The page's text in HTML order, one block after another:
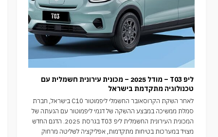
ליפ T03 – מודל 2025 – מכונית עירונית חשמלית עם
טכנולוגיה מתקדמת בישראל
לאחר השקת הקרוסאובר החשמלי ליפמוטור C10 בישראל, חברת
סמלת ממשיכה במבצע ההשקה של דגמי ליפמוטור עם הגעתה של
המכונית העירונית החשמלית ליפ T03 בגרסת 2025. הדגם החדש
מצויד במערכות בטיחות מתקדמות, אפליקציה לשליטה מרחוק